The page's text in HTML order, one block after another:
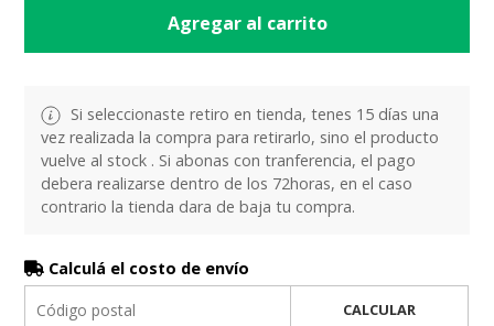
Agregar al carrito
Si seleccionaste retiro en tienda, tenes 15 días una
vez realizada la compra para retirarlo, sino el producto
vuelve al stock . Si abonas con tranferencia, el pago
debera realizarse dentro de los 72horas, en el caso
contrario la tienda dara de baja tu compra.
Calculá el costo de envío
CALCULAR